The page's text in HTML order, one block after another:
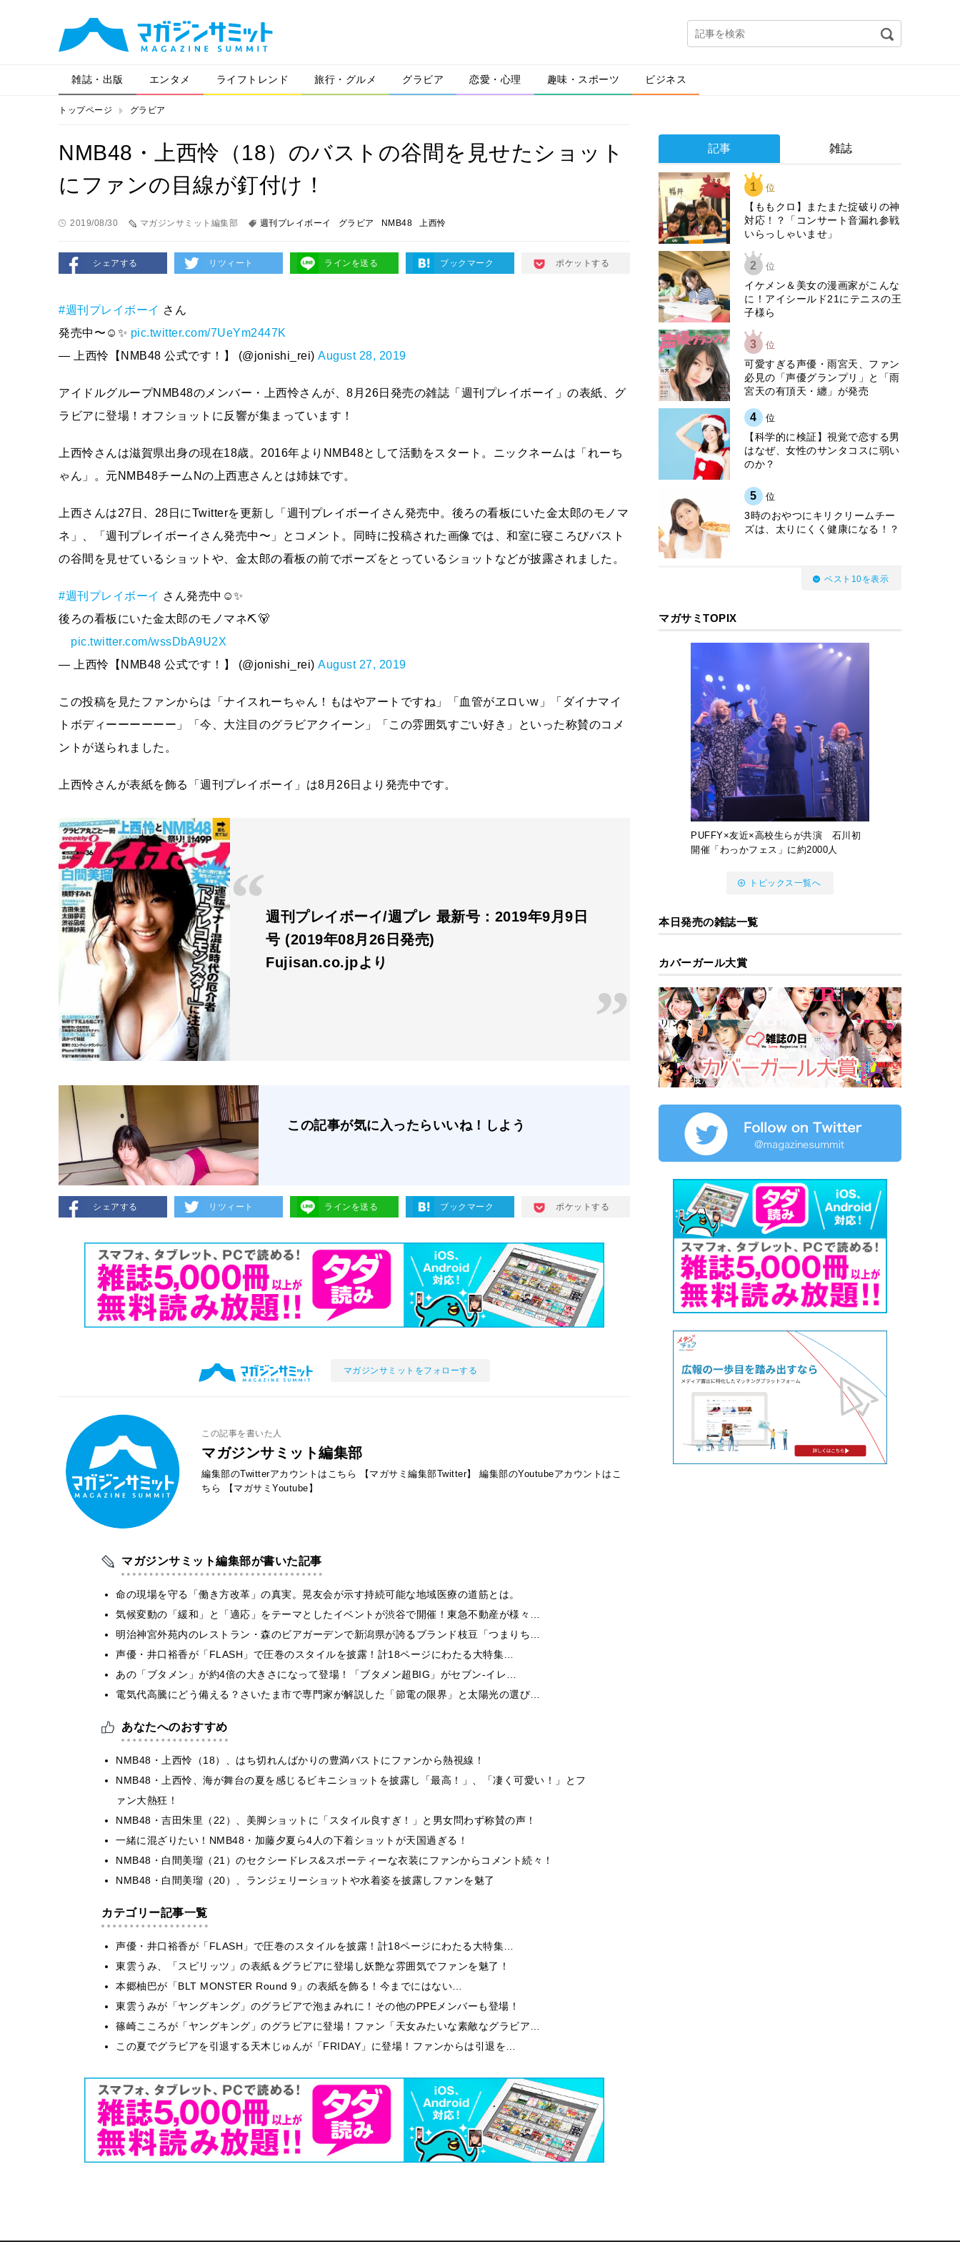
雑誌・出版 エンタメ ライフトレンド 旅行・グルメ グラビア 恋愛・心理 趣味・スポーツ ビジネス
トップページ グラビア
NMB48・上西怜（18）のバストの谷間を見せたショット
にファンの目線が釘付け！
2019/08/30 マガジンサミット編集部 週刊プレイボーイ グラビア NMB48 上西怜
シェアする リツィート ラインを送る ブックマーク ポケットする
#週刊プレイボーイ さん
発売中〜☺️✨ pic.twitter.com/7UeYm2447K
— 上西怜【NMB48 公式です！】 (@jonishi_rei) August 28, 2019
アイドルグループNMB48のメンバー・上西怜さんが、8月26日発売の雑誌「週刊プレイボーイ」の表紙、グ
ラビアに登場！オフショットに反響が集まっています！
上西怜さんは滋賀県出身の現在18歳。2016年よりNMB48として活動をスタート。ニックネームは「れーち
ゃん」。元NMB48チームNの上西恵さんとは姉妹です。
上西さんは27日、28日にTwitterを更新し「週刊プレイボーイさん発売中。後ろの看板にいた金太郎のモノマ
ネ」、「週刊プレイボーイさん発売中〜」とコメント。同時に投稿された画像では、和室に寝ころびバスト
の谷間を見せているショットや、金太郎の看板の前でポーズをとっているショットなどが披露されました。
#週刊プレイボーイ さん発売中☺️✨
後ろの看板にいた金太郎のモノマネ⛏🐻
pic.twitter.com/wssDbA9U2X
— 上西怜【NMB48 公式です！】 (@jonishi_rei) August 27, 2019
この投稿を見たファンからは「ナイスれーちゃん！もはやアートですね」「血管がヱロいw」「ダイナマイ
トボディーーーーーー」「今、大注目のグラビアクイーン」「この雰囲気すごい好き」といった称賛のコメ
ントが送られました。
上西怜さんが表紙を飾る「週刊プレイボーイ」は8月26日より発売中です。
週刊プレイボーイ/週プレ 最新号：2019年9月9日
号 (2019年08月26日発売)
Fujisan.co.jpより
この記事が気に入ったらいいね！しよう
シェアする リツィート ラインを送る ブックマーク ポケットする
マガジンサミットをフォローする
この記事を書いた人
マガジンサミット編集部
編集部のTwitterアカウントはこちら 【マガサミ編集部Twitter】
編集部のYoutubeアカウントはこ
ちら
【マガサミYoutube】
マガジンサミット編集部が書いた記事
​命の現場を守る「働き方改革」の真実。晃友会が示す持続可能な地域医療の道筋とは。
気候変動の「緩和」と「適応」をテーマとしたイベントが渋谷で開催！東急不動産が様々…
明治神宮外苑内のレストラン・森のビアガーデンで新潟県が誇るブランド枝豆「つまりち…
声優・井口裕香が「FLASH」で圧巻のスタイルを披露！計18ページにわたる大特集…
あの「ブタメン」が約4倍の大きさになって登場！「ブタメン超BIG」がセブン‐イレ…
電気代高騰にどう備える？さいたま市で専門家が解説した「節電の限界」と太陽光の選び…
あなたへのおすすめ
NMB48・上西怜（18）、はち切れんばかりの豊満バストにファンから熱視線！
NMB48・上西怜、海が舞台の夏を感じるビキニショットを披露し「最高！」、「凄く可愛い！」とフ
ァン大熱狂！
NMB48・吉田朱里（22）、美脚ショットに「スタイル良すぎ！」と男女問わず称賛の声！
一緒に混ざりたい！NMB48・加藤夕夏ら4人の下着ショットが天国過ぎる！
NMB48・白間美瑠（21）のセクシードレス&スポーティーな衣装にファンからコメント続々！
NMB48・白間美瑠（20）、ランジェリーショットや水着姿を披露しファンを魅了
カテゴリー記事一覧
声優・井口裕香が「FLASH」で圧巻のスタイルを披露！計18ページにわたる大特集…
東雲うみ、「スピリッツ」の表紙＆グラビアに登場し妖艶な雰囲気でファンを魅了！
本郷柚巴が「BLT MONSTER Round 9」の表紙を飾る！今までにはない…
東雲うみが「ヤングキング」のグラビアで泡まみれに！その他のPPEメンバーも登場！
篠崎こころが「ヤングキング」のグラビアに登場！ファン「天女みたいな素敵なグラビア…
この夏でグラビアを引退する天木じゅんが「FRIDAY」に登場！ファンからは引退を…
記事 雑誌
1 位
【ももクロ】またまた掟破りの神
対応！？「コンサート音漏れ参戦
いらっしゃいませ」
2 位
イケメン＆美女の漫画家がこんな
に！アイシールド21にテニスの王
子様ら
3 位
可愛すぎる声優・雨宮天、ファン
必見の「声優グランプリ」と「雨
宮天の有頂天・纏」が発売
4 位
【科学的に検証】視覚で恋する男
はなぜ、女性のサンタコスに弱い
のか？
5 位
3時のおやつにキリクリームチー
ズは、太りにくく健康になる！？
ベスト10を表示
マガサミTOPIX
PUFFY×友近×高校生らが共演 石川初
開催「わっかフェス」に約2000人
トピックス一覧へ
本日発売の雑誌一覧
カバーガール大賞